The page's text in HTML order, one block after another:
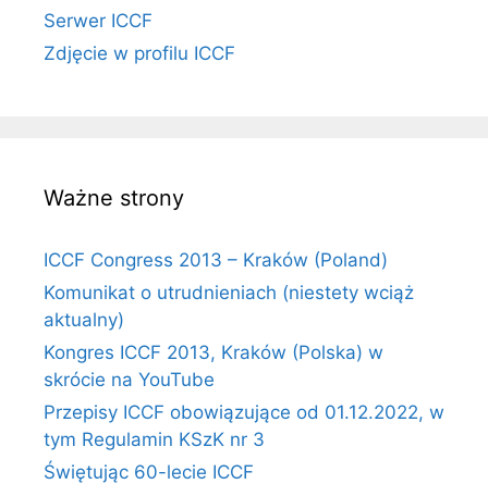
Serwer ICCF
Zdjęcie w profilu ICCF
Ważne strony
ICCF Congress 2013 – Kraków (Poland)
Komunikat o utrudnieniach (niestety wciąż
aktualny)
Kongres ICCF 2013, Kraków (Polska) w
skrócie na YouTube
Przepisy ICCF obowiązujące od 01.12.2022, w
tym Regulamin KSzK nr 3
Świętując 60-lecie ICCF